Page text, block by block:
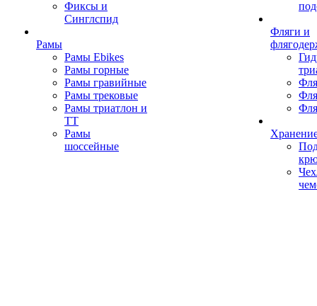
Фиксы и
Синглспид
Рамы
Рамы Ebikes
Рамы горные
Рамы гравийные
Рамы трековые
Рамы триатлон и
ТТ
Рамы
шоссейные
Фляги и